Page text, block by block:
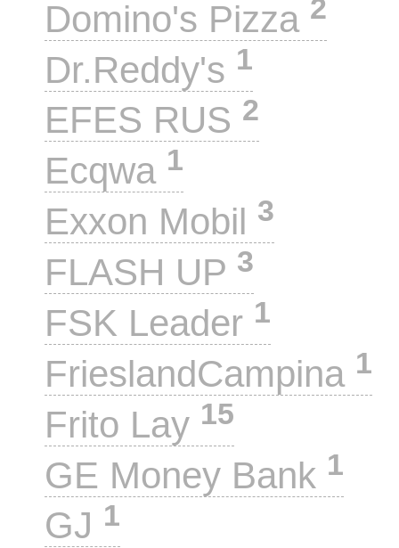
Domino's Pizza 2
Dr.Reddy's 1
EFES RUS 2
Ecqwa 1
Exxon Mobil 3
FLASH UP 3
FSK Leader 1
FrieslandCampina 1
Frito Lay 15
GE Money Bank 1
GJ 1